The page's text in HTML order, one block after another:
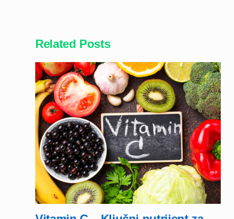
Related Posts